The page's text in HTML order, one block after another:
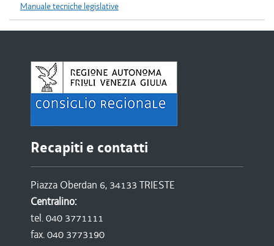
Manuale tecniche legislative
Recapiti e contatti
Piazza Oberdan 6, 34133 TRIESTE
Centralino:
tel. 040 3771111
fax. 040 3773190